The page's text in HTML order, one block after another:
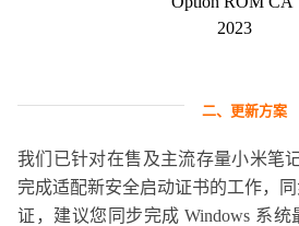
2023
二、更新方案
我们已针对在售及主流存量小米笔
完成适配新安全启动证书的工作，
证，建议您同步完成 Windows 系